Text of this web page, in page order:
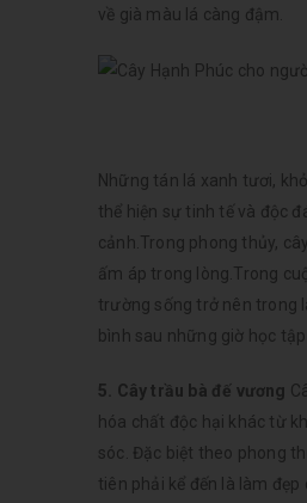
về già màu lá càng đậm.
Những tán lá xanh tươi,
thể hiện sự tinh tế và độc
cảnh.Trong phong thủy,
ấm áp trong lòng.Trong
trường sống trở nên trong
bình sau những giờ học
5. Cây trầu bà đế vương
hóa chất độc hại khác từ
sóc. Đặc biệt theo phong
tiên phải kể đến là làm